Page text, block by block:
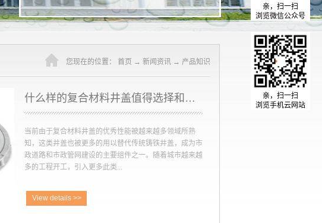
您现在的位置 ： 首页 → 新闻资讯 → 产品知识
什么样的复合材料井盖值得选择和使用
当前由于复合材料井盖的优秀性能被越来越多领域所熟
知，这类井盖也被更多的用以替代传统铸铁井盖，成为市
政道路和市政管网建设的主要组件之一。随着城市越来越
多的工程开工，引入更多此类...
井盖产品成为必然，那么对于施工单位而言，究竟什么样
View details >>
亲，扫一扫
浏览手机云网站
亲，扫一扫
浏览微信公众号